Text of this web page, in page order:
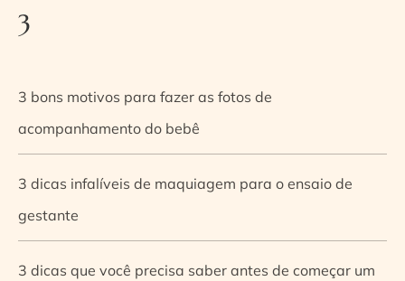
3
3 bons motivos para fazer as fotos de
acompanhamento do bebê
3 dicas infalíveis de maquiagem para o ensaio de
gestante
3 dicas que você precisa saber antes de começar um